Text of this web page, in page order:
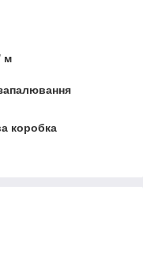
м
коробка